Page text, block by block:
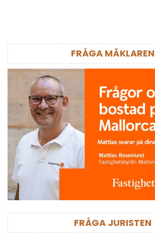
FRÅGA MÄKLAREN
FRÅGA JURISTEN